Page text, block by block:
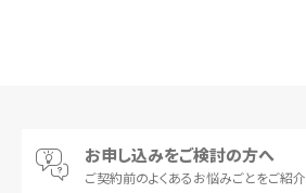
お申し込みをご検討の方へ
ご契約前のよくあるお悩みごとをご紹介